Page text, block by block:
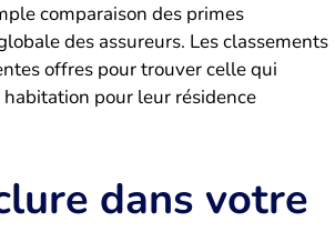
comparaison des primes
des assureurs. Les classements
offres pour trouver celle qui
pour leur résidence
dans votre